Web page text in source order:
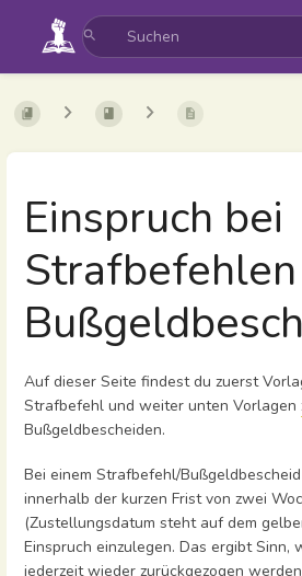
Einspruch bei
Auf dieser Seite findest du zuerst
Strafbefehl und weiter unten Vorlagen
Bußgeldbescheiden.
Bei einem Strafbefehl/
innerhalb der kurzen Frist von zwei
(Zustellungsdatum steht auf dem
Einspruch einzulegen. Das ergibt Sinn,
jederzeit wieder zurückgezogen